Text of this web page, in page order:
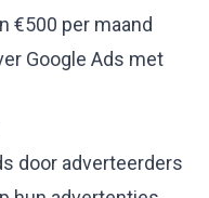
€500 per maand
Google Ads met
door adverteerders